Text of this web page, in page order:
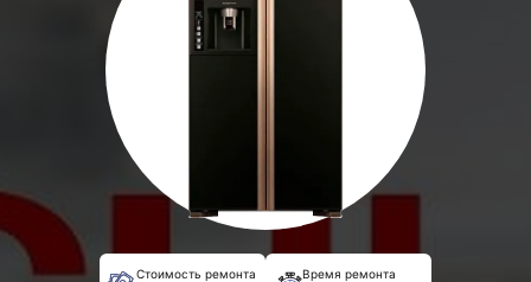
Стоимость ремонта Время ремонта